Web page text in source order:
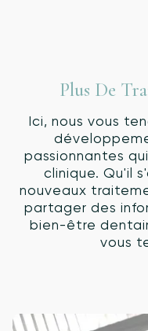
Plus De
Ici, nous vous
passionnantes
clinique. Qu'il
nouveaux
partager des
bien-être
vous